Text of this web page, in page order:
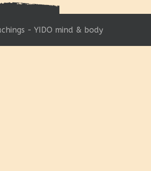
- YIDO mind & body